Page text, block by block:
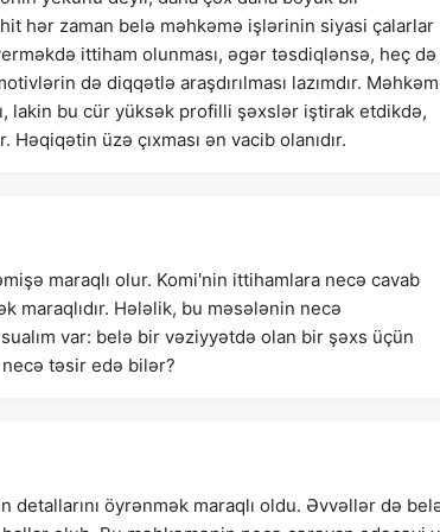
hər zaman belə məhkəmə işlərinin siyasi çalarlar
ittiham olunması, əgər təsdiqlənsə, heç də
də diqqətlə araşdırılması lazımdır.
lakin bu cür yüksək profilli şəxslər iştirak etdikdə,
üzə çıxması ən vacib olanıdır.
maraqlı olur. Komi'nin ittihamlara necə cavab
maraqlıdır. Hələlik, bu məsələnin necə
var: belə bir vəziyyətdə olan bir şəxs üçün
təsir edə bilər?
detallarını öyrənmək maraqlı oldu. Əvvəllər də